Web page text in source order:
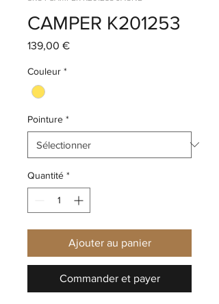
CAMPER K201253
139,00 €Prix
Couleur *
Pointure *
Quantité *
Ajouter au panier
Commander et payer